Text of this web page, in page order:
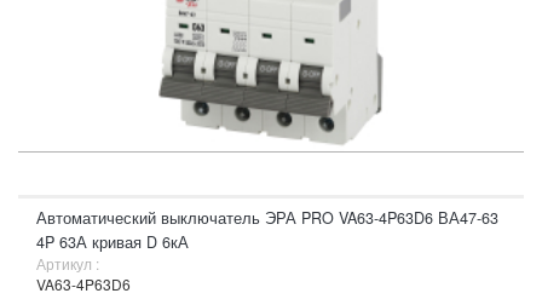
Автоматический выключатель ЭРА PRO VA63-4P63D6 ВА47-63
4P 63А кривая D 6кА
Артикул :
VA63-4P63D6